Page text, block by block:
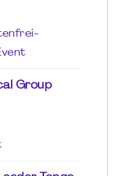
Group